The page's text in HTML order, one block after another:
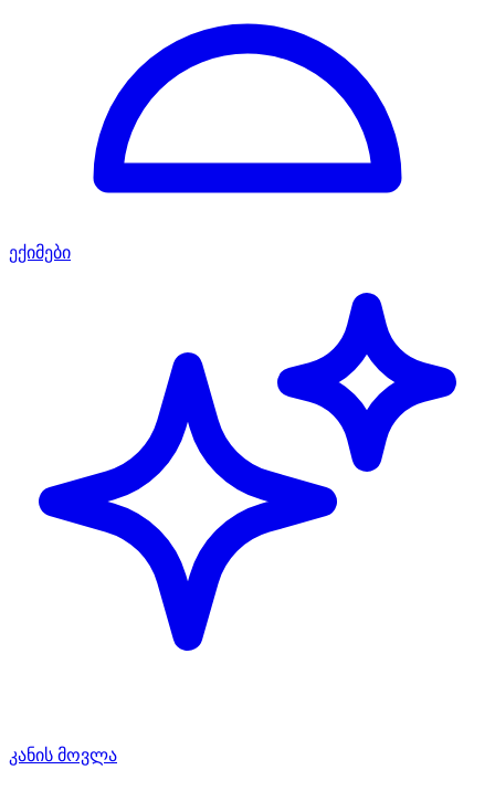
ექიმები
კანის მოვლა